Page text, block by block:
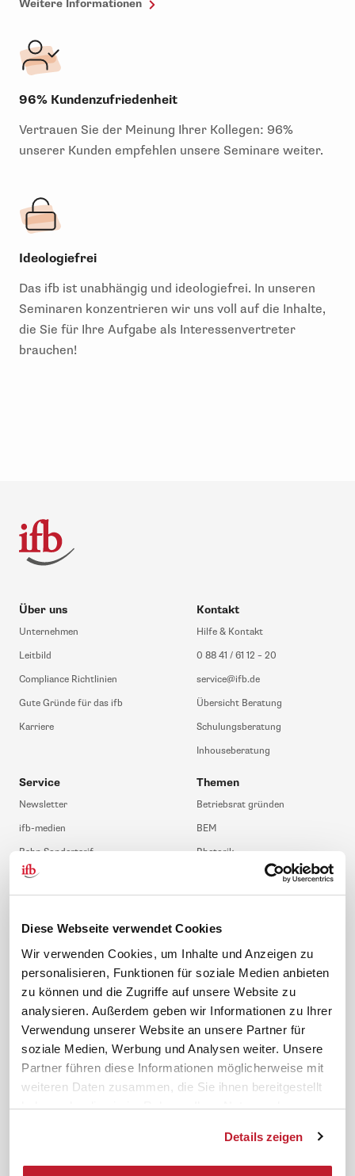
Diese Webseite verwendet Cookies
Wir verwenden Cookies, um Inhalte und Anzeigen zu
personalisieren, Funktionen für soziale Medien anbieten
zu können und die Zugriffe auf unsere Website zu
analysieren. Außerdem geben wir Informationen zu Ihrer
Verwendung unserer Website an unsere Partner für
soziale Medien, Werbung und Analysen weiter. Unsere
Partner führen diese Informationen möglicherweise mit
weiteren Daten zusammen, die Sie ihnen bereitgestellt
haben oder die sie im Rahmen Ihrer Nutzung der
Details zeigen
Weitere Informationen
96% Kundenzufriedenheit
Vertrauen Sie der Meinung Ihrer Kollegen: 96%
unserer Kunden empfehlen unsere Seminare weiter.
Ideologiefrei
Das ifb ist unabhängig und ideologiefrei. In unseren
Seminaren konzentrieren wir uns voll auf die Inhalte,
die Sie für Ihre Aufgabe als Interessenvertreter
brauchen!
Über uns
Unternehmen
Leitbild
Compliance Richtlinien
Gute Gründe für das ifb
Karriere
Kontakt
Hilfe & Kontakt
0 88 41 / 61 12 – 20
service@ifb.de
Übersicht Beratung
Schulungsberatung
Inhouseberatung
Service
Newsletter
ifb-medien
Bahn Sondertarif
meinifb
Downloads & Formulare
FAQ
ifb-App Betriebsrat360
Themen
Betriebsrat gründen
BEM
Rhetorik
SBV-Wahl
JAV-Wahl
News. Wissen. Themen.
Lexikon
Rechtsprechung
Gesetze
Folgen Sie uns
Sicherheit durch geprüfte
Qualität!